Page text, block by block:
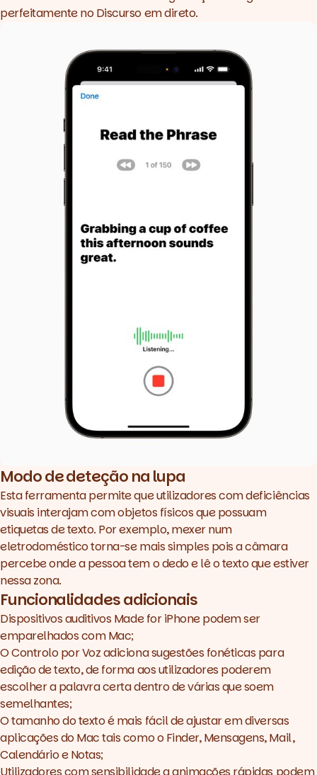
perfeitamente no Discurso em direto.
Modo de deteção na lupa
Esta ferramenta permite que utilizadores com deficiências
visuais interajam com objetos físicos que possuam
etiquetas de texto. Por exemplo, mexer num
eletrodoméstico torna-se mais simples pois a câmara
percebe onde a pessoa tem o dedo e lê o texto que estiver
nessa zona.
Funcionalidades adicionais
Dispositivos auditivos Made for iPhone podem ser
emparelhados com Mac;
O Controlo por Voz adiciona sugestões fonéticas para
edição de texto, de forma aos utilizadores poderem
escolher a palavra certa dentro de várias que soem
semelhantes;
O tamanho do texto é mais fácil de ajustar em diversas
aplicações do Mac tais como o Finder, Mensagens, Mail,
Calendário e Notas;